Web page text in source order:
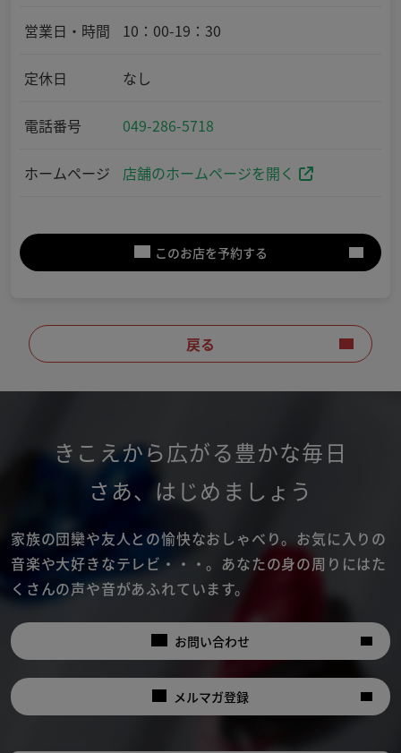
営業日・時間 10：00-19：30
定休日 なし
電話番号 049-286-5718
ホームページ 店舗のホームページを開く
このお店を予約する
戻る
きこえから広がる豊かな毎日
さあ、 はじめましょう
家族の団欒や友人との愉快なおしゃべり。 お気に入りの
音楽や大好きなテレビ・・・。 あなたの身の周りにはた
くさんの声や音があふれています。
お問い合わせ
メルマガ登録